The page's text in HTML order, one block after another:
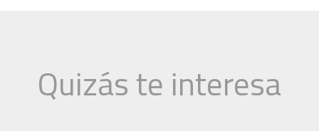
Quizás te interesa